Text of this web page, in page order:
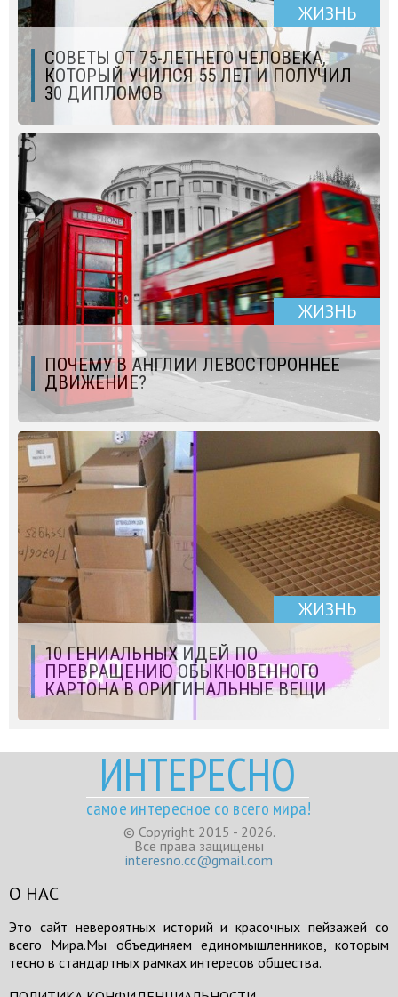
ЖИЗНЬ
СОВЕТЫ ОТ 75-ЛЕТНЕГО ЧЕЛОВЕКА,
КОТОРЫЙ УЧИЛСЯ 55 ЛЕТ И ПОЛУЧИЛ
30 ДИПЛОМОВ
ЖИЗНЬ
ПОЧЕМУ В АНГЛИИ ЛЕВОСТОРОННЕЕ
ДВИЖЕНИЕ?
ЖИЗНЬ
10 ГЕНИАЛЬНЫХ ИДЕЙ ПО
ПРЕВРАЩЕНИЮ ОБЫКНОВЕННОГО
КАРТОНА В ОРИГИНАЛЬНЫЕ ВЕЩИ
ИНТЕРЕСНО
самое интересное со всего мира!
© Copyright 2015 - 2026.
Все права защищены
interesno.cc@gmail.com
О НАС
Это сайт невероятных историй и красочных пейзажей со
всего Мира.Мы объединяем единомышленников, которым
тесно в стандартных рамках интересов общества.